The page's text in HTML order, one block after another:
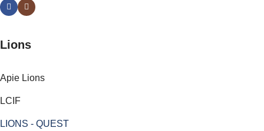
Lions
Apie Lions
LCIF
LIONS - QUEST